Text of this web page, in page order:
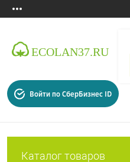
Войти по СберБизнес ID
Каталог товаров